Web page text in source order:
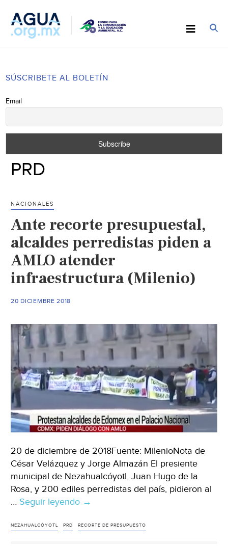
SÚSCRIBETE AL BOLETÍN
Email
PRD
NACIONALES
Ante recorte presupuestal,
alcaldes perredistas piden a
AMLO atender
infraestructura (Milenio)
20 DICIEMBRE 2018
20 de diciembre de 2018Fuente: MilenioNota de
César Velázquez y Jorge Almazán El presiente
municipal de Nezahualcóyotl, Juan Hugo de la
Rosa, y 200 ediles perredistas del país, pidieron al
… Seguir leyendo Ante
presupuestal,
→
NEZAHUALCÓYOTL PRD RECORTE DE PRESUPUESTO